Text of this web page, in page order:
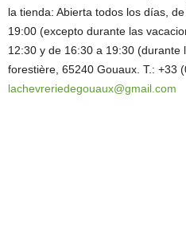
la tienda: Abierta todos los días,
19:00 (excepto durante las
12:30 y de 16:30 a 19:30 (durante
forestière, 65240 Gouaux. T.: +33
lachevreriedegouaux@gmail.com